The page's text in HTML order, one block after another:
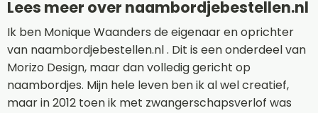
Lees meer over naambordjebestellen.nl
Ik ben Monique Waanders de eigenaar en oprichter
van naambordjebestellen.nl . Dit is een onderdeel van
Morizo Design, maar dan volledig gericht op
naambordjes. Mijn hele leven ben ik al wel creatief,
maar in 2012 toen ik met zwangerschapsverlof was